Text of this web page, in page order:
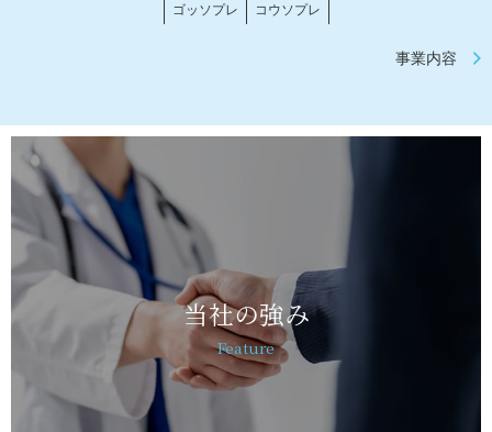
ゴッソプレ コウソプレ
事業内容
当社の強み
Feature